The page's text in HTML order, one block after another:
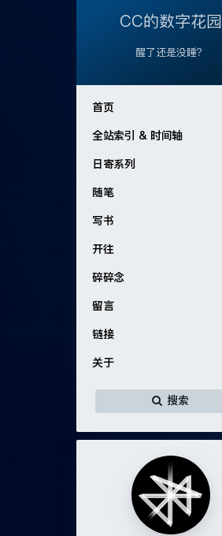
CC的数字花园
醒了还是没睡？
首页
全站索引 & 时间轴
日寄系列
随笔
写书
开往
碎碎念
留言
链接
关于
搜索